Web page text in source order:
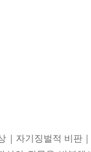
｜자기징벌적 비